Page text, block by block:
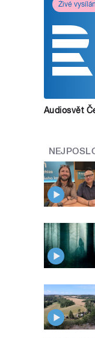
Živé
Audiosvět